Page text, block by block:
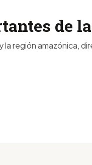
de
región amazónica,